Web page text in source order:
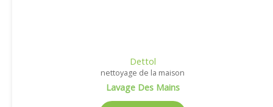
Dettol
nettoyage de la maison
Lavage Des Mains